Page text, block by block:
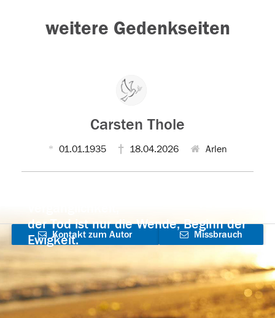
weitere Gedenkseiten
Carsten Thole
01.01.1935 18.04.2026 Arlen
der Tod ist nur die Wende, Beginn der
Ewigkeit.
Kontakt zum Autor
aufnehmen
Missbrauch